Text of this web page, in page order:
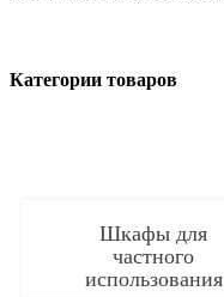
Категории товаров
Шкафы для
частного
использования